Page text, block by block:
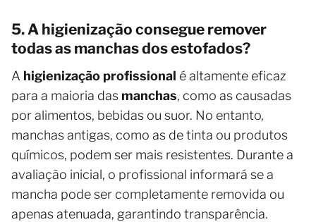
5. A higienização consegue remover
todas as manchas dos estofados?
A higienização profissional é altamente eficaz
para a maioria das manchas, como as causadas
por alimentos, bebidas ou suor. No entanto,
manchas antigas, como as de tinta ou produtos
químicos, podem ser mais resistentes. Durante a
avaliação inicial, o profissional informará se a
mancha pode ser completamente removida ou
apenas atenuada, garantindo transparência.